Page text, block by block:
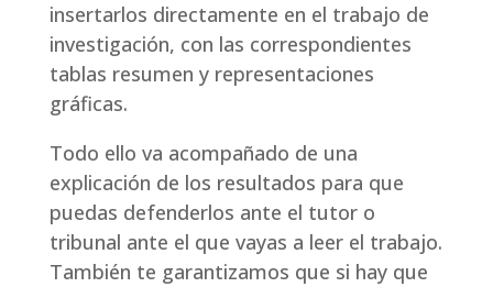
insertarlos directamente en el trabajo de
investigación, con las correspondientes
tablas resumen y representaciones
gráficas.
Todo ello va acompañado de una
explicación de los resultados para que
puedas defenderlos ante el tutor o
tribunal ante el que vayas a leer el trabajo.
También te garantizamos que si hay que